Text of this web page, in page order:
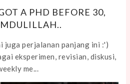
A PHD BEFORE 30,
juga perjalanan panjang ini :')
eksperimen, revisian, diskusi,
me...